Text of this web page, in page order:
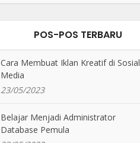
POS-POS TERBARU
Cara Membuat Iklan Kreatif di Sosial
Media
23/05/2023
Belajar Menjadi Administrator
Database Pemula